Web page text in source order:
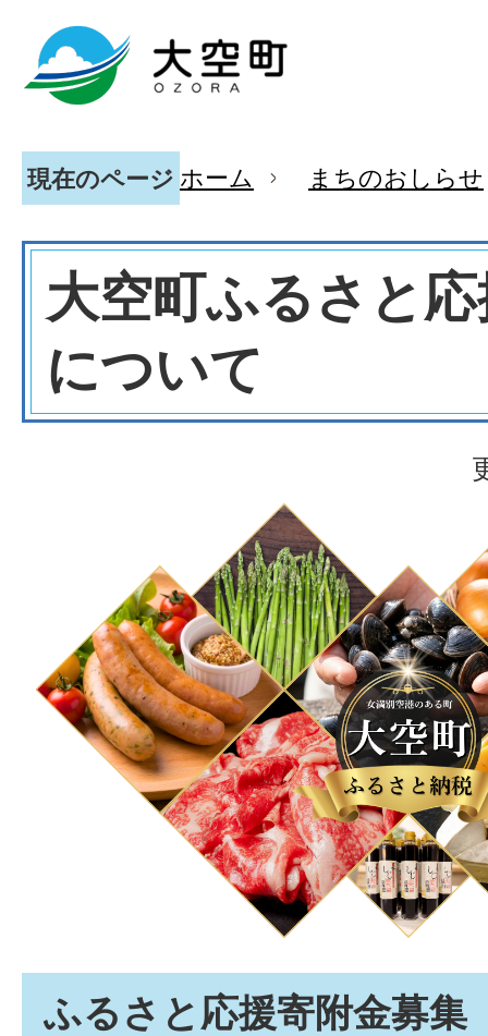
現在のページ ホーム まちのおしらせ
大空町ふるさと
について
ふるさと応援寄附金募集